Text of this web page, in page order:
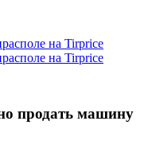
продать машину